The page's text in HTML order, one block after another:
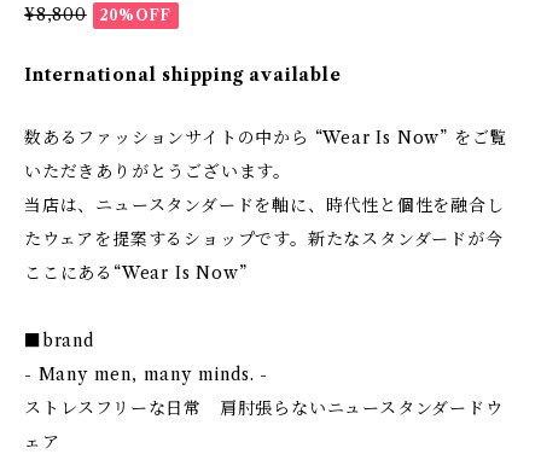
¥8,800 20%OFF
International shipping available
数あるファッションサイトの中から “Wear Is Now” をご覧
いただきありがとうございます。
当店は、ニュースタンダードを軸に、時代性と個性を融合し
たウェアを提案するショップです。新たなスタンダードが今
ここにある“Wear Is Now”
■brand
- Many men, many minds. -
ストレスフリーな日常 肩肘張らないニュースタンダードウ
ェア